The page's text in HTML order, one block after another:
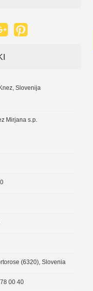
Slovenija
Mirjana s.p.
(6320), Slovenia
00 40